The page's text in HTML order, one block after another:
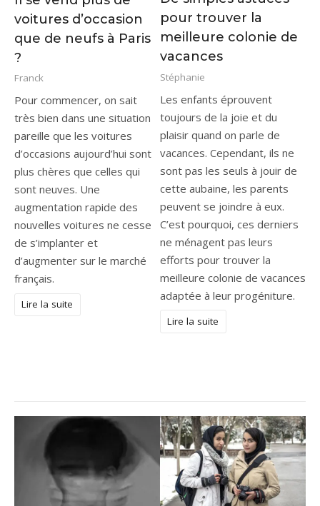
voitures d’occasion
que de neufs à Paris
?
Franck
Pour commencer, on sait
très bien dans une situation
pareille que les voitures
d’occasions aujourd’hui sont
plus chères que celles qui
sont neuves. Une
augmentation rapide des
nouvelles voitures ne cesse
de s’implanter et
d’augmenter sur le marché
français.
Lire la suite
pour trouver la
meilleure colonie de
vacances
Stéphanie
Les enfants éprouvent
toujours de la joie et du
plaisir quand on parle de
vacances. Cependant, ils ne
sont pas les seuls à jouir de
cette aubaine, les parents
peuvent se joindre à eux.
C’est pourquoi, ces derniers
ne ménagent pas leurs
efforts pour trouver la
meilleure colonie de vacances
adaptée à leur progéniture.
Lire la suite